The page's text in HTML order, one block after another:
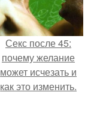
Секс после 45:
почему желание
может исчезать и
как это изменить.